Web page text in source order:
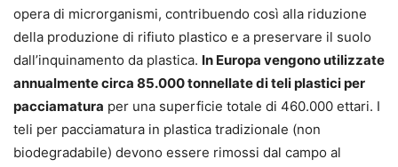
opera di microrganismi, contribuendo così alla riduzione
della produzione di rifiuto plastico e a preservare il suolo
dall’inquinamento da plastica. In Europa vengono utilizzate
annualmente circa 85.000 tonnellate di teli plastici per
pacciamatu­ra per una superficie totale di 460.000 ettari. I
teli per pacciamatura in plastica tradizionale (non
biodegradabile) devono essere rimossi dal campo al